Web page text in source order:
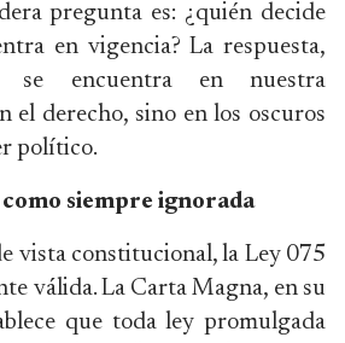
pregunta es: ¿quién decide
en vigencia? La respuesta,
se encuentra en nuestra
el derecho, sino en los oscuros
político.
siempre ignorada
vista constitucional, la Ley 075
válida. La Carta Magna, en su
que toda ley promulgada